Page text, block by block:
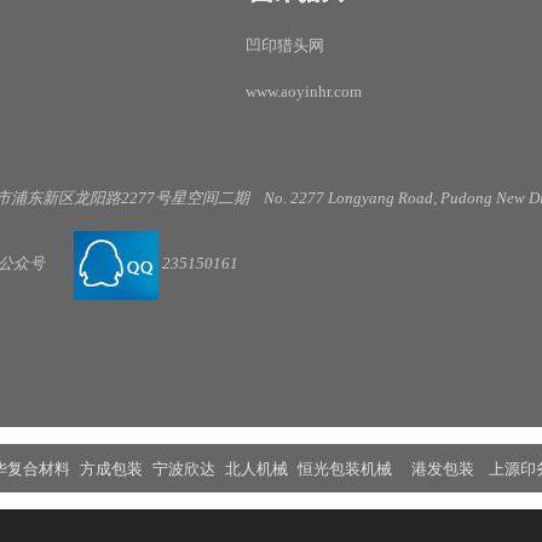
凹印猎头网
www.aoyinhr.com
浦东新区龙阳路2277号星空间二期 No. 2277 Longyang Road, Pudong New
众号 235150161
复合材料 方成包装 宁波欣达 北人机械 恒光包装机械 港发包装 上源印